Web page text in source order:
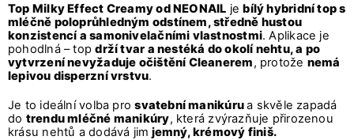
Top Milky Effect Creamy od NEONAIL jebílý hybridní top s
mléčně poloprůhledným odstínem, středně hustou
konzistencí a samonivelačními vlastnostmi. Aplikace je
pohodlná – topdrží tvar a nestéká do okolí nehtu, a po
vytvrzení nevyžaduje očištění Cleanerem, protože nemá
lepivou disperzní vrstvu.
Je to ideální volba prosvatební manikúrua skvěle zapadá
do trendu mléčné manikúry, která zvýrazňuje přirozenou
krásu nehtů a dodává jim jemný, krémový finiš.